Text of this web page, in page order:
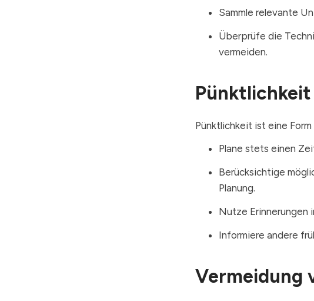
Sammle relevante
Überprüfe die
vermeiden.
Pünktlichkeit ist eine
Plane stets einen
Berücksichtige
Planung.
Nutze Erinnerungen
Informiere andere
Vermeidung